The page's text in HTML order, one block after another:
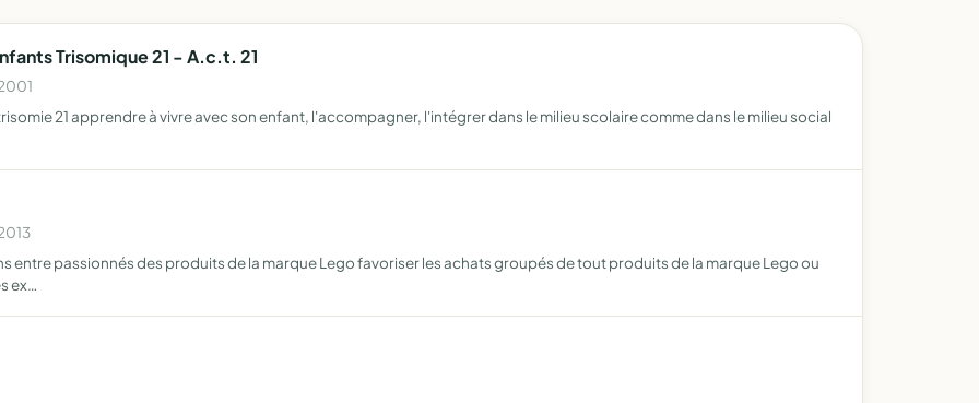
Trisomique 21 - A.c.t. 21
21 apprendre à vivre avec son enfant, l'accompagner, l'intégrer dans le milieu scolaire comme dans le milieu social
entre passionnés des produits de la marque Lego favoriser les achats groupés de tout produits de la marque Lego ou
ex…